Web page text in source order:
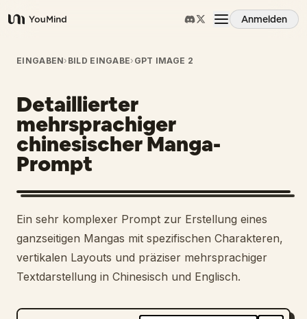
YouMind
Anmelden
Übersicht
Anwendungsfälle
Fähigkeiten
Prompts
Preise
Download
EINGABEN› BILD EINGABE› GPT IMAGE 2
Detaillierter
mehrsprachiger
chinesischer Manga-
Prompt
Ein sehr komplexer Prompt zur Erstellung eines
ganzseitigen Mangas mit spezifischen Charakteren,
vertikalen Layouts und präziser mehrsprachiger
Textdarstellung in Chinesisch und Englisch.